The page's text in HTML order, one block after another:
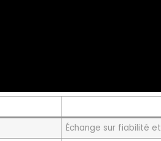
Échange sur fiabilité